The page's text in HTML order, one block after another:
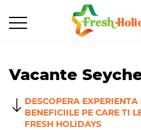
Vacante
DESCOPERA
BENEFICIILE PE CARE TI
FRESH HOLIDAYS